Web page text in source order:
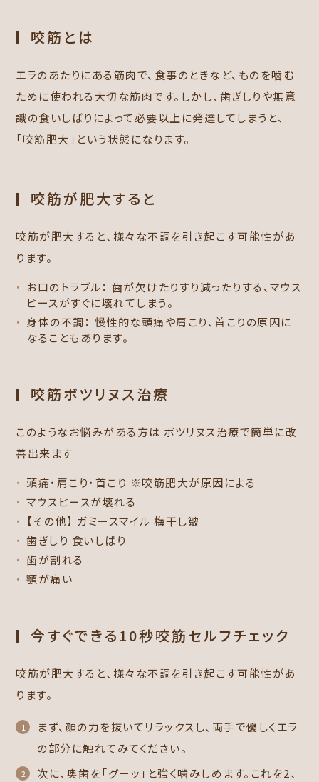
咬筋とは
エラのあたりにある筋肉で、食事のときなど、ものを噛む
ために使われる大切な筋肉です。しかし、歯ぎしりや無意
識の食いしばりによって必要以上に発達してしまうと、
「咬筋肥大」という状態になります。
咬筋が肥大すると
咬筋が肥大すると、様々な不調を引き起こす可能性があ
ります。
お口のトラブル： 歯が欠けたりすり減ったりする、マウス
ピースがすぐに壊れてしまう。
身体の不調： 慢性的な頭痛や肩こり、首こりの原因に
なることもあります。
咬筋ボツリヌス治療
このようなお悩みがある方は ボツリヌス治療で簡単に改
善出来ます
頭痛・肩こり・首こり ※咬筋肥大が原因による
マウスピースが壊れる
【その他】 ガミースマイル 梅干し皺
歯ぎしり 食いしばり
歯が割れる
顎が痛い
今すぐできる10秒咬筋セルフチェック
咬筋が肥大すると、様々な不調を引き起こす可能性があ
ります。
まず、顔の力を抜いてリラックスし、両手で優しくエラ
の部分に触れてみてください。
次に、奥歯を「グーッ」と強く噛みしめます。これを2、